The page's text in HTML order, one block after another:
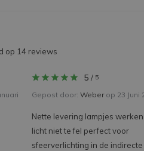
op 14 reviews
5 / 5
Gepost door: Weberop 23 Juni
Nette levering lampjes
licht niet te fel perfect voor
sfeerverlichting in de indirecte